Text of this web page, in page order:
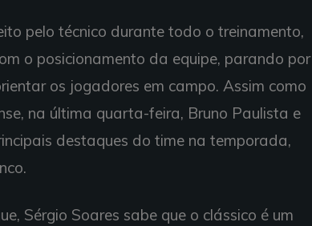
pelo técnico durante todo o treinamento,
o posicionamento da equipe, parando por
os jogadores em campo. Assim como
na última quarta-feira, Bruno Paulista e
destaques do time na temporada,
Sérgio Soares sabe que o clássico é um